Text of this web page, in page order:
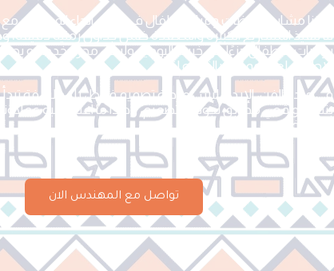
نفذنا مشاريع روضات ومراكز أطفال في جميع انحاء المملكه ،
لنا تنفيذ المشاريع الكبيرة والمعقدة ضمن جداول زمنية
روضات الأطفال جزءًا من خبرتنا اليومية وليس مجرد خدمة و
الاطفال لعبه ممتعه بالنسبه لنا .
في مبدع الفن، الإبداع ليس مرحلة تصميم فقط، بل فلسفة
بتنفيذ واقعي مطابق لجودة التصميم، وهذا ما اعتاد عليه
المملكة.
تواصل مع المهندس الان